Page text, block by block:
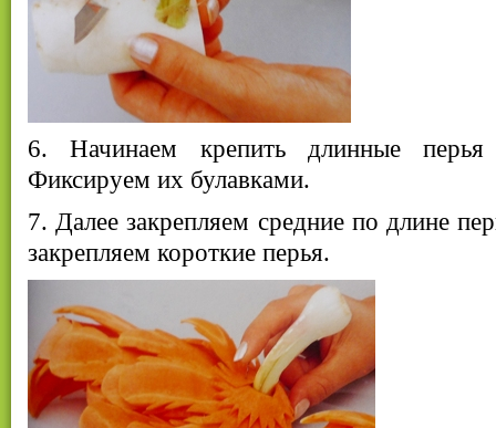
6. Начинаем крепить длинные
Фиксируем их булавками.
7. Далее закрепляем средние по длине
закрепляем короткие перья.